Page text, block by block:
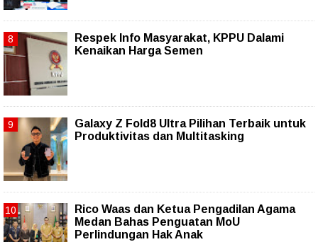
Respek Info Masyarakat, KPPU Dalami
Kenaikan Harga Semen
Galaxy Z Fold8 Ultra Pilihan Terbaik untuk
Produktivitas dan Multitasking
Rico Waas dan Ketua Pengadilan Agama
Medan Bahas Penguatan MoU
Perlindungan Hak Anak